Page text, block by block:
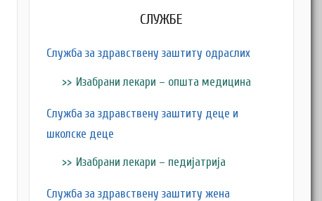
СЛУЖБЕ
Служба за здравствену заштиту одраслих
Изабрани лекари – општа медицина
Служба за здравствену заштиту деце и
школске деце
Изабрани лекари – педијатрија
Служба за здравствену заштиту жена